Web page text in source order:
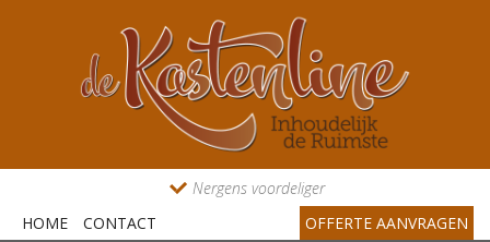
Nergens voordeliger
HOME
CONTACT OFFERTE AANVRAGEN